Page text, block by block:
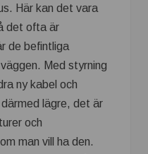
Här kan det vara
det ofta är
de befintliga
Med styrning
ny kabel och
lägre, det är
och
man vill ha den.